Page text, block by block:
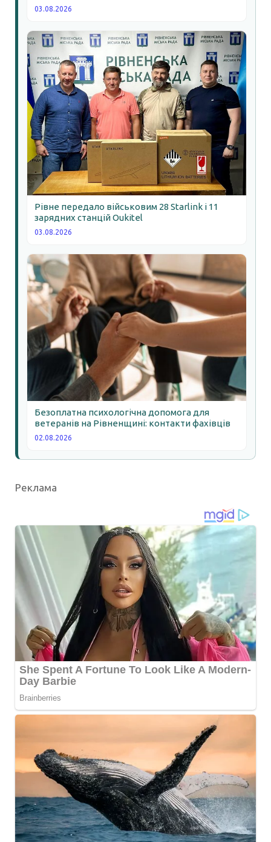
03.08.2026
Рівне передало військовим 28 Starlink і 11
зарядних станцій Oukitel
03.08.2026
Безоплатна психологічна допомога для
ветеранів на Рівненщині: контакти фахівців
02.08.2026
Реклама